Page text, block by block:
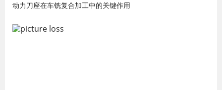
动力刀座在车铣复合加工中的关键作用